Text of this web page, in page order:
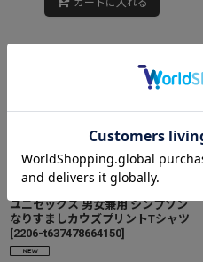
カートに入れる
ユニセックス 男女兼用 シンプソン
なりすましカウズプリントTシャツ
[2206-t637478664150]